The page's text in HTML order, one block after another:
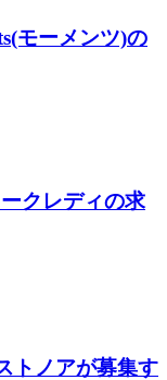
モーメンツ)の
クレディの求
トノアが募集す